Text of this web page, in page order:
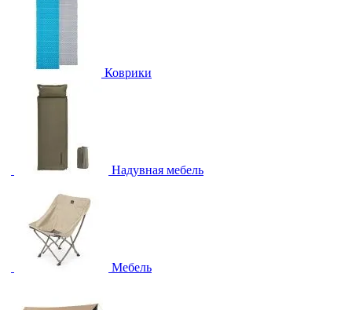
Коврики
Надувная мебель
Мебель